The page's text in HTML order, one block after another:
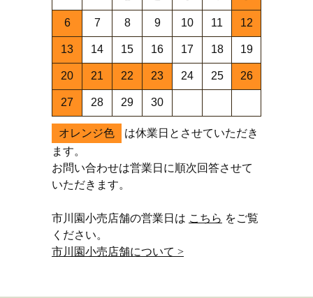
6 7 8 9 10 11 12
13 14 15 16 17 18 19
20 21 22 23 24 25 26
27 28 29 30
オレンジ色
は休業日とさせていただき
ます。
お問い合わせは営業日に順次回答させて
いただきます。
市川園小売店舗の営業日は こちら をご覧
ください。
市川園小売店舗について >